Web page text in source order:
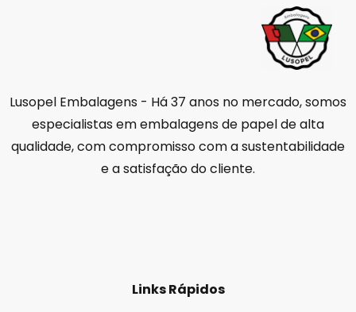
Lusopel Embalagens - Há 37 anos no mercado, somos
especialistas em embalagens de papel de alta
qualidade, com compromisso com a sustentabilidade
e a satisfação do cliente.
Links Rápidos